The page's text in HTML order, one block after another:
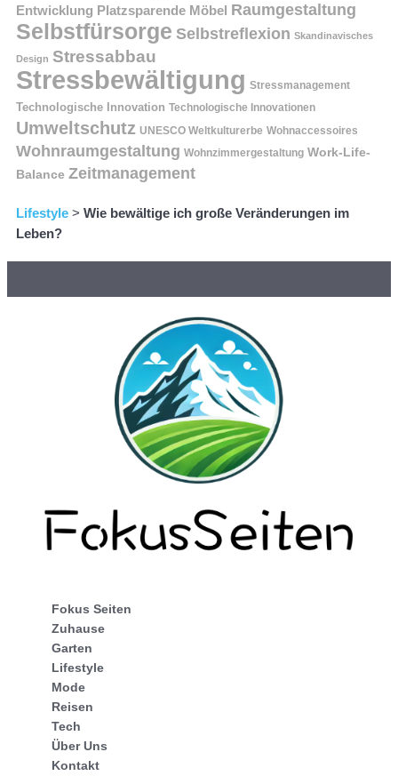
Entwicklung Platzsparende Möbel Raumgestaltung
Selbstfürsorge Selbstreflexion Skandinavisches
Design Stressabbau
Stressbewältigung Stressmanagement
Technologische Innovation Technologische Innovationen
Umweltschutz UNESCO Weltkulturerbe Wohnaccessoires
Wohnraumgestaltung Wohnzimmergestaltung Work-Life-
Balance Zeitmanagement
Lifestyle > Wie bewältige ich große Veränderungen im
Leben?
Fokus Seiten
Zuhause
Garten
Lifestyle
Mode
Reisen
Tech
Über Uns
Kontakt